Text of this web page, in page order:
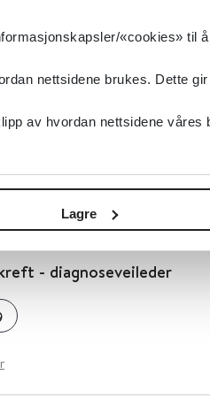
«cookies» til
nettsidene brukes. Dette
av hvordan nettsidene
Lagre
hos ammende
- diagnoseveileder